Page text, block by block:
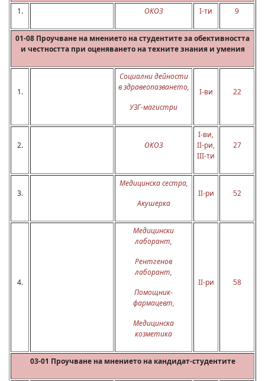
1. ОКОЗ I-ти 9
01-08 Проучване на мнението на студентите за обективността
и честността при оценяването на техните знания и умения
1.
Социални дейности
в здравеопазването,
УЗГ-магистри
I-ви 22
2. ОКОЗ
I-ви,
II-ри,
III-ти
27
3.
Медицинска сестра,
Акушерка
II-ри 52
4.
Медицински
лаборант,
Рентгенов
лаборант,
Помощник-
фармацевт,
Медицинска
козметика
II-ри 58
03-01 Проучване на мнението на кандидат-студентите